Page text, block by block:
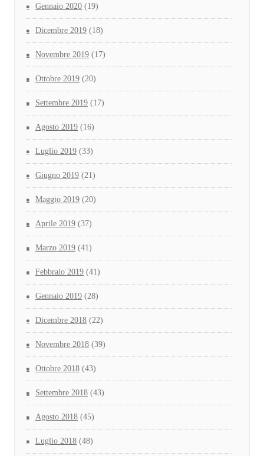
Gennaio 2020 (19)
Dicembre 2019 (18)
Novembre 2019 (17)
Ottobre 2019 (20)
Settembre 2019 (17)
Agosto 2019 (16)
Luglio 2019 (33)
Giugno 2019 (21)
Maggio 2019 (20)
Aprile 2019 (37)
Marzo 2019 (41)
Febbraio 2019 (41)
Gennaio 2019 (28)
Dicembre 2018 (22)
Novembre 2018 (39)
Ottobre 2018 (43)
Settembre 2018 (43)
Agosto 2018 (45)
Luglio 2018 (48)